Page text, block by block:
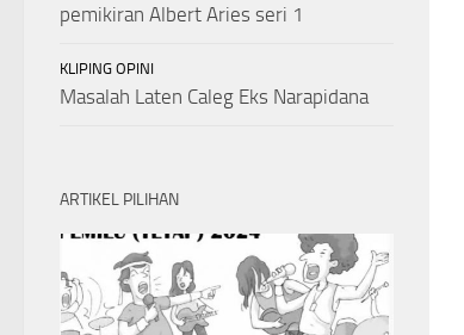
pemikiran Albert Aries seri 1
KLIPING OPINI
Masalah Laten Caleg Eks Narapidana
ARTIKEL PILIHAN